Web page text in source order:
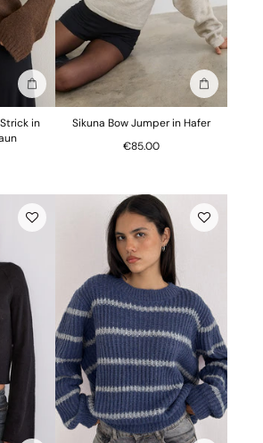
In die Tasche stecken
in
In die
Sikuna Bow Jumper in Hafer
€85.00